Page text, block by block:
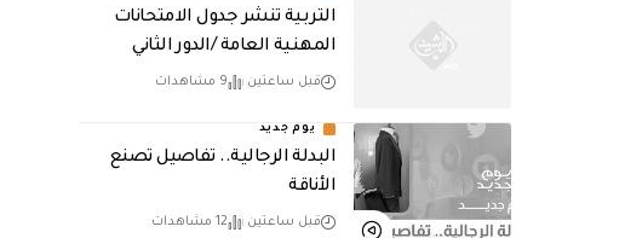
التربية تنشر جدول الامتحانات
المهنية العامة /الدور الثاني
قبل ساعتين 9 مشاهدات
يوم جديد
البدلة الرجالية.. تفاصيل تصنع
الأناقة
قبل ساعتين 12 مشاهدات